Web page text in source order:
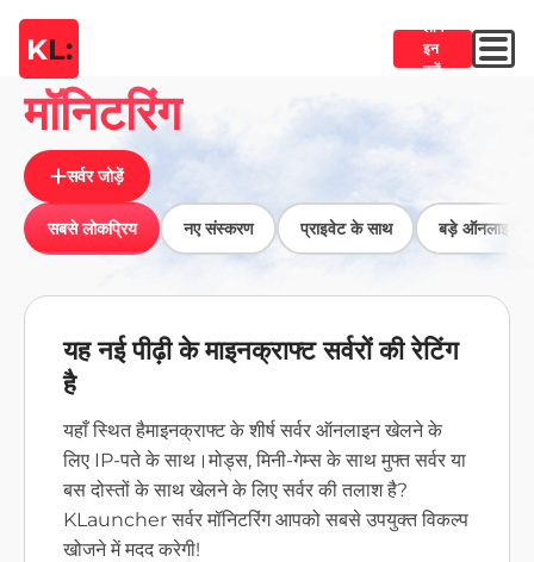
KL:
लॉग
इन
करें
मॉनिटरिंग
सबसे लोकप्रिय नए संस्करण प्राइवेट के साथ बड़े ऑनलाइन
सर्वर जोड़ें
यह नई पीढ़ी के माइनक्राफ्ट सर्वरों की रेटिंग
है
यहाँ स्थित हैमाइनक्राफ्ट के शीर्ष सर्वर ऑनलाइन खेलने के
लिए IP-पते के साथ।मोड्स, मिनी-गेम्स के साथ मुफ्त सर्वर या
बस दोस्तों के साथ खेलने के लिए सर्वर की तलाश है?
KLauncher सर्वर मॉनिटरिंग आपको सबसे उपयुक्त विकल्प
खोजने में मदद करेगी!